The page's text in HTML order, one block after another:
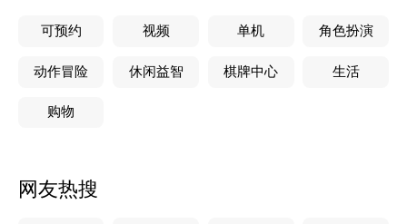
可预约 视频 单机 角色扮演
动作冒险 休闲益智 棋牌中心 生活
购物
网友热搜